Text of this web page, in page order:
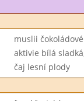
muslii čokoládové
aktivie bílá
čaj lesní plody